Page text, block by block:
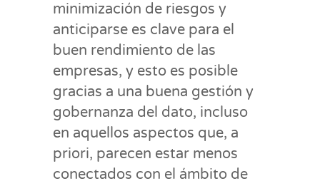
minimización de riesgos y
anticiparse es clave para el
buen rendimiento de las
empresas, y esto es posible
gracias a una buena gestión y
gobernanza del dato, incluso
en aquellos aspectos que, a
priori, parecen estar menos
conectados con el ámbito de